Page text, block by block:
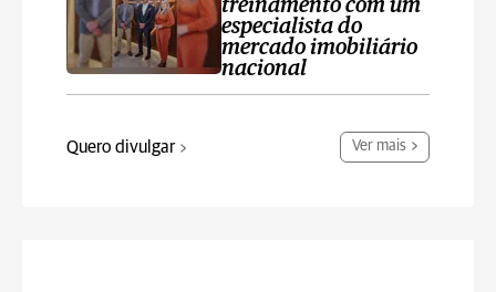
treinamento com um
especialista do
mercado imobiliário
nacional
Quero divulgar Ver mais